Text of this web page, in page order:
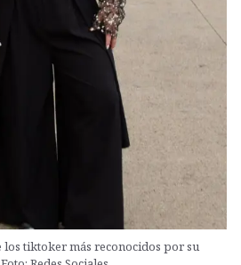
los tiktoker más reconocidos por su